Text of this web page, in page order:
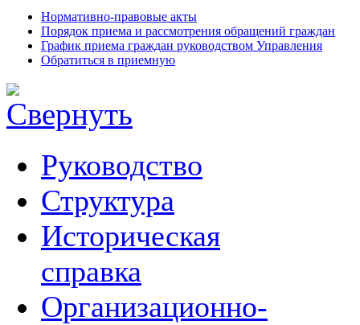
Нормативно-правовые акты
Порядок приема и рассмотрения обращений граждан
График приема граждан руководством Управления
Обратиться в приемную
Руководство
Структура
Историческая
справка
Организационно-